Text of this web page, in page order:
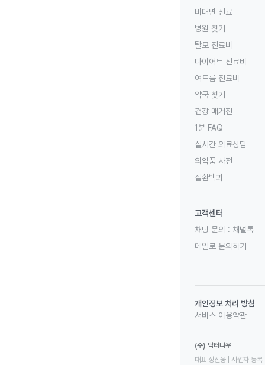
비대면 진료
병원 찾기
탈모 진료비
다이어트 진료비
여드름 진료비
약국 찾기
건강 매거진
1분 FAQ
실시간 의료상담
의약품 사전
질환백과
고객센터
채팅 문의 : 채널톡
메일로 문의하기
개인정보 처리 방침
서비스 이용약관
(주) 닥터나우
대표 정진웅 | 사업자